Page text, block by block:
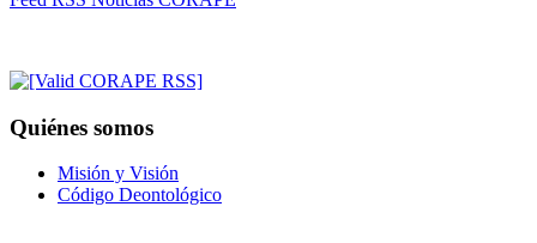
Quiénes somos
Misión y Visión
Código Deontológico